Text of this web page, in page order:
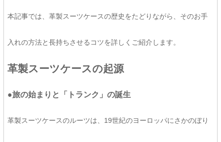
本記事では、革製スーツケースの歴史をたどりながら、そのお手
入れの方法と長持ちさせるコツを詳しくご紹介します。
革製スーツケースの起源
●旅の始まりと「トランク」の誕生
革製スーツケースのルーツは、19世紀のヨーロッパにさかのぼり